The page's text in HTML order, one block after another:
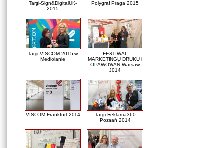
Targi-Sign&DigitalUK-
2015
Polygraf Praga 2015
Targi VISCOM 2015 w
Mediolanie
FESTIWAL
MARKETINGU DRUKU i
OPAWOWAŃ Warsaw
2014
VISCOM Frankfurt 2014
Targi Reklama360
Poznań 2014